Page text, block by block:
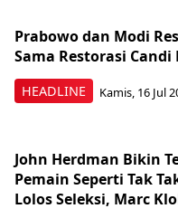
HEADLINE
Prabowo dan Modi
Sama Restorasi
Kamis, 16 Jul
John Herdman Bikin
Pemain Seperti Tak
Lolos Seleksi, Marc